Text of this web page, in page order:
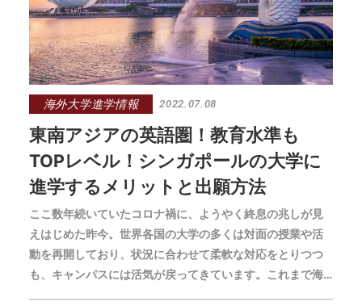
海外大学進学情報 2022.07.08
東南アジアの英語圏！教育水準も
TOPレベル！シンガポールの大学に
進学するメリットと出願方法
ここ数年続いていたコロナ禍に、ようやく終息の兆しが見
えはじめた昨今。世界各国の大学の多くは対面の授業や活
動を再開しており、状況に合わせて柔軟な対応をとりつつ
も、キャンパスには活気が戻ってきています。これまで海